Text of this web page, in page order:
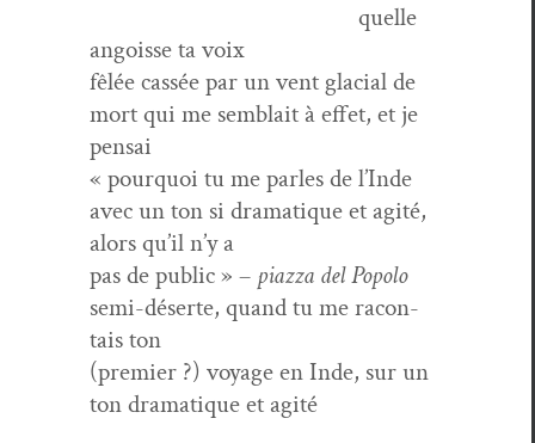
quelle
angoisse ta voix
fêlée cassée par un vent glacial de
mort qui me sem­blait à effet, et je
pensai
« pourquoi tu me par­les de l’Inde
avec un ton si dra­ma­tique et agité,
alors qu’il n’y a
pas de pub­lic » – piaz­za del Popo­lo
semi-déserte, quand tu me racon­
tais ton
(pre­mier ?) voy­age en Inde, sur un
ton dra­ma­tique et agité